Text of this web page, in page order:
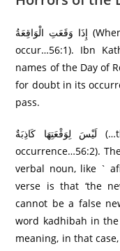
إِذَا وَقَعَتِ الْوَاقِعَةُ (When the Imminent Event (of Doom) will
occur…56:1). Ibn
names of the Day of
for doubt in its
pass.
لَيْسَ لِوَقْعَتِهَا كَاذِبَةٌ (…there will be no one to deny its
occurrence…56:2).
verbal noun, like `
verse is that ‘the
cannot be a false
word kadhibah in
meaning, in that